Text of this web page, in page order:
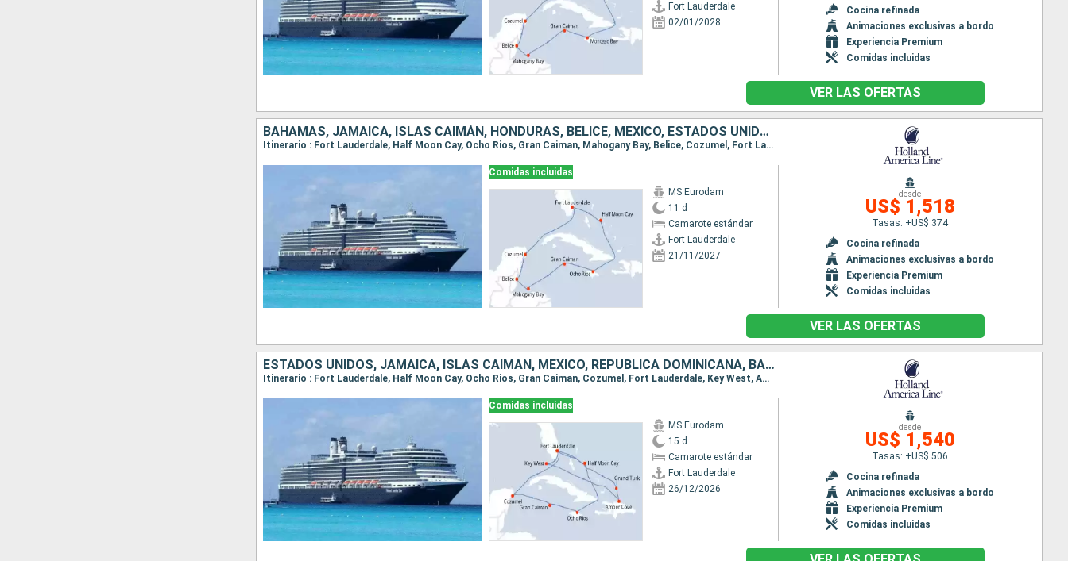
Fort Lauderdale
02/01/2028
Cocina refinada
Animaciones exclusivas a bordo
Experiencia Premium
Comidas incluidas
VER LAS OFERTAS
BAHAMAS, JAMAICA, ISLAS CAIMÁN, HONDURAS, BELICE, MÉXICO, ESTADOS UNIDOS
Itinerario : Fort Lauderdale, Half Moon Cay, Ocho Rios, Gran Caiman, Mahogany Bay, Belice, Cozumel, Fort Lauderdale
Comidas incluidas
MS Eurodam
11 d
Camarote estándar
Fort Lauderdale
21/11/2027
desde
US$ 1,518
Tasas: +US$ 374
Cocina refinada
Animaciones exclusivas a bordo
Experiencia Premium
Comidas incluidas
VER LAS OFERTAS
ESTADOS UNIDOS, JAMAICA, ISLAS CAIMÁN, MÉXICO, REPÚBLICA DOMINICANA, BAHAMAS
Itinerario : Fort Lauderdale, Half Moon Cay, Ocho Rios, Gran Caiman, Cozumel, Fort Lauderdale, Key West, Amber Cove, Grand Turk, Half Moon Cay, Fort Lauderdale
Comidas incluidas
MS Eurodam
15 d
Camarote estándar
Fort Lauderdale
26/12/2026
desde
US$ 1,540
Tasas: +US$ 506
Cocina refinada
Animaciones exclusivas a bordo
Experiencia Premium
Comidas incluidas